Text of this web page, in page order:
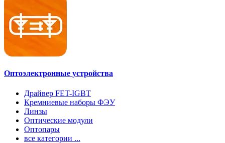
Оптоэлектронные устройства
Драйвер FET-IGBT
Кремниевые наборы ФЭУ
Линзы
Оптические модули
Оптопары
все категории ...